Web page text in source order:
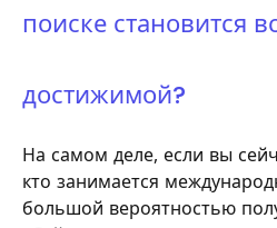
поиске становится
достижимой?
На самом деле, если вы
кто занимается
большой вероятностью